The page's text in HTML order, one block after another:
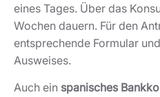
eines Tages. Über das
Wochen dauern. Für den
entsprechende Formular
Ausweises.
Auch ein spanisches